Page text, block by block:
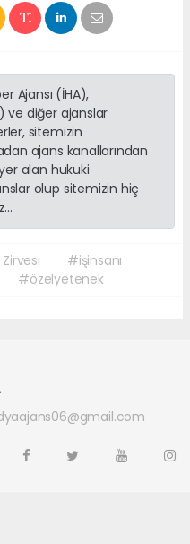
Ajansı (İHA),
ve diğer ajanslar
sitemizin
ajans kanallarından
alan hukuki
olup sitemizin hiç
#işinsanı
#özelyetenek